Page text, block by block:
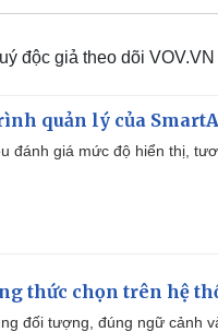
độc giả theo dõi VOV.VN
quản lý của
đánh giá mức độ hiển thị,
thức chọn trên hệ
đối tượng, đúng ngữ cảnh